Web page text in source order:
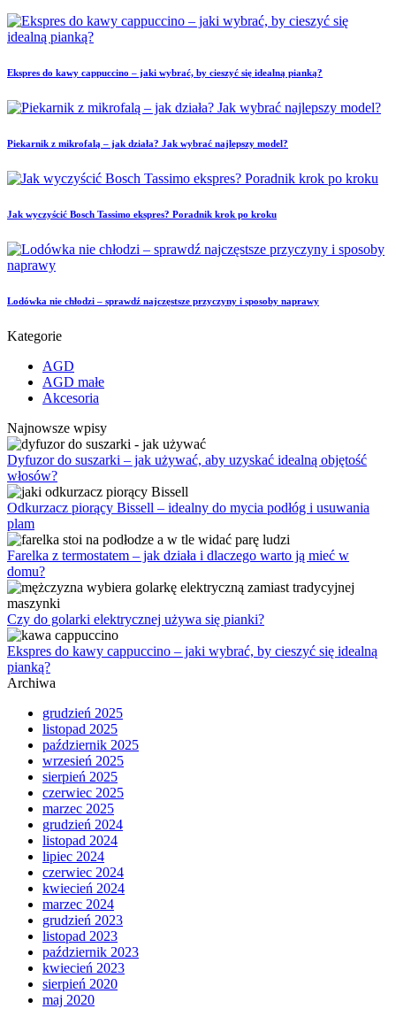
Ekspres do kawy cappuccino – jaki wybrać, by cieszyć się idealną pianką?
Piekarnik z mikrofalą – jak działa? Jak wybrać najlepszy model?
Jak wyczyścić Bosch Tassimo ekspres? Poradnik krok po kroku
Lodówka nie chłodzi – sprawdź najczęstsze przyczyny i sposoby naprawy
Kategorie
AGD
AGD małe
Akcesoria
Najnowsze wpisy
Dyfuzor do suszarki – jak używać, aby uzyskać idealną objętość
włosów?
Odkurzacz piorący Bissell – idealny do mycia podłóg i usuwania
plam
Farelka z termostatem – jak działa i dlaczego warto ją mieć w
domu?
Czy do golarki elektrycznej używa się pianki?
Ekspres do kawy cappuccino – jaki wybrać, by cieszyć się idealną
pianką?
Archiwa
grudzień 2025
listopad 2025
październik 2025
wrzesień 2025
sierpień 2025
czerwiec 2025
marzec 2025
grudzień 2024
listopad 2024
lipiec 2024
czerwiec 2024
kwiecień 2024
marzec 2024
grudzień 2023
listopad 2023
październik 2023
kwiecień 2023
sierpień 2020
maj 2020